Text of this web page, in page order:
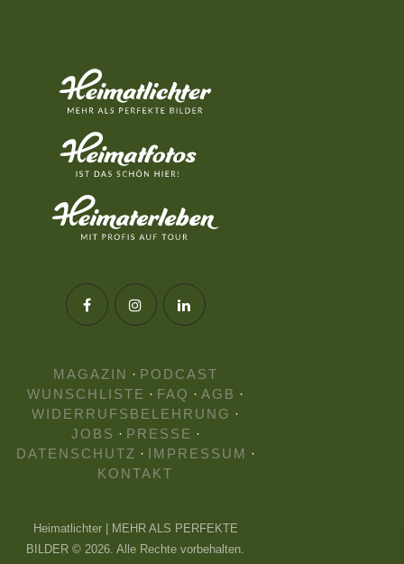
MAGAZIN · PODCAST
WUNSCHLISTE · FAQ · AGB ·
WIDERRUFSBELEHRUNG ·
JOBS · PRESSE ·
DATENSCHUTZ · IMPRESSUM ·
KONTAKT
Heimatlichter | MEHR ALS PERFEKTE
BILDER © 2026. Alle Rechte vorbehalten.